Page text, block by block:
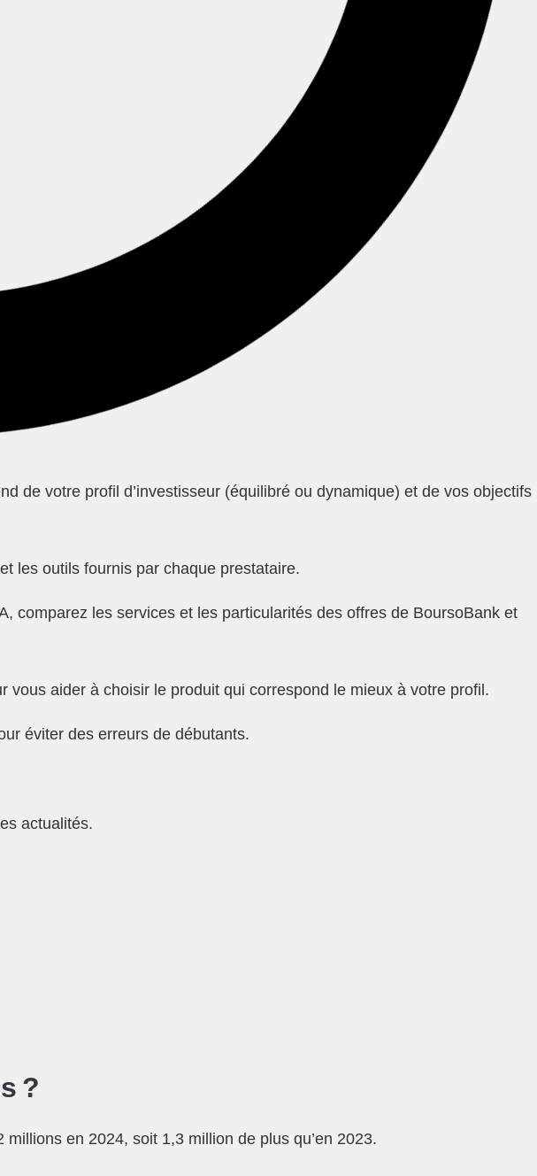
de votre profil d’investisseur (équilibré ou dynamique) et de vos objectifs
les outils fournis par chaque prestataire.
comparez les services et les particularités des offres de BoursoBank et
vous aider à choisir le produit qui correspond le mieux à votre profil.
éviter des erreurs de débutants.
actualités.
?
en 2024, soit 1,3 million de plus qu’en 2023.